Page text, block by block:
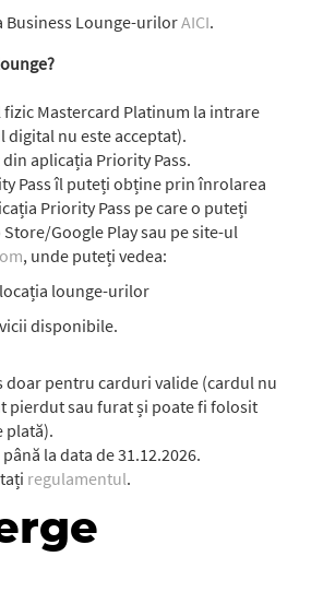
Business Lounge-urilorAICI.
Mastercard Platinum la intrare
nu este acceptat).
aplicația Priority Pass.
Pass îl puteți obține prin înrolarea
Priority Pass pe care o puteți
Google Play sau pe site-ul
, unde puteți vedea:
lounge-urilor
disponibile.
doar pentru carduri valide (cardul nu
pierdut sau furat și poate fi folosit
plată).
la data de 31.12.2026.
regulamentul.